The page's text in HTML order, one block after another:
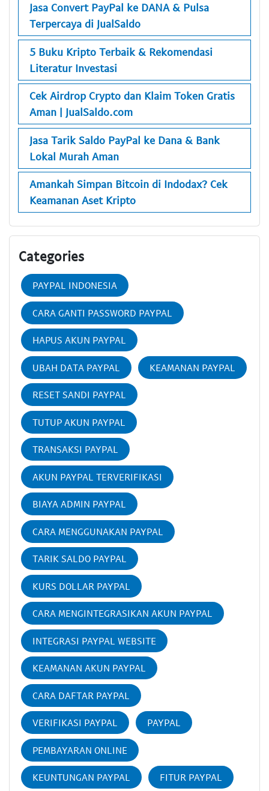
Jasa Convert PayPal ke DANA & Pulsa
Terpercaya di JualSaldo
5 Buku Kripto Terbaik & Rekomendasi
Literatur Investasi
Cek Airdrop Crypto dan Klaim Token Gratis
Aman | JualSaldo.com
Jasa Tarik Saldo PayPal ke Dana & Bank
Lokal Murah Aman
Amankah Simpan Bitcoin di Indodax? Cek
Keamanan Aset Kripto
Categories
PAYPAL INDONESIA
CARA GANTI PASSWORD PAYPAL
HAPUS AKUN PAYPAL
UBAH DATA PAYPAL KEAMANAN PAYPAL
RESET SANDI PAYPAL
TUTUP AKUN PAYPAL
TRANSAKSI PAYPAL
AKUN PAYPAL TERVERIFIKASI
BIAYA ADMIN PAYPAL
CARA MENGGUNAKAN PAYPAL
TARIK SALDO PAYPAL
KURS DOLLAR PAYPAL
CARA MENGINTEGRASIKAN AKUN PAYPAL
INTEGRASI PAYPAL WEBSITE
KEAMANAN AKUN PAYPAL
CARA DAFTAR PAYPAL
VERIFIKASI PAYPAL PAYPAL
PEMBAYARAN ONLINE
KEUNTUNGAN PAYPAL FITUR PAYPAL